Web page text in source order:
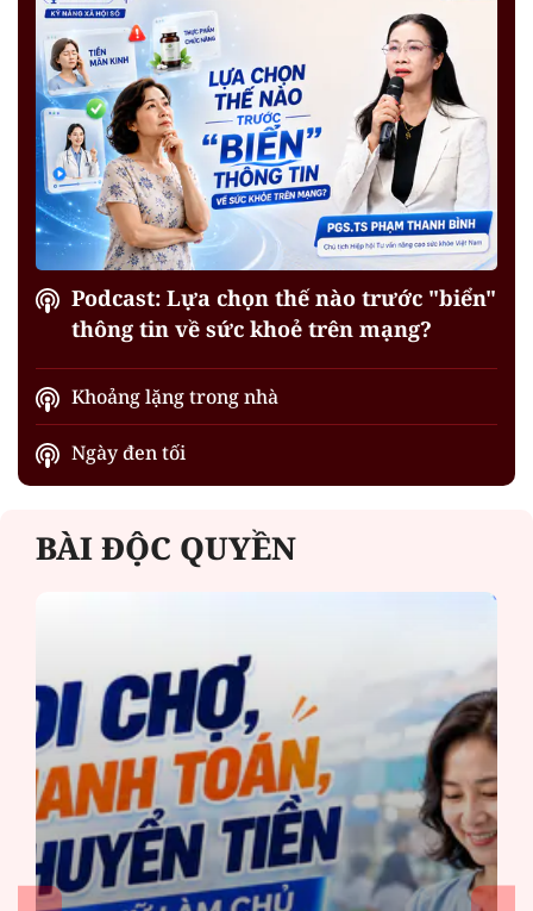
Podcast: Lựa chọn thế nào trước "biển"
thông tin về sức khoẻ trên mạng?
Khoảng lặng trong nhà
Ngày đen tối
BÀI ĐỘC QUYỀN